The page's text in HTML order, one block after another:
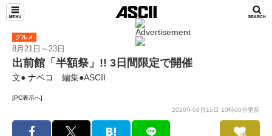
グルメ
8月21日～23日
出前館「半額祭」!! 3日間限定で開催
文● ナベコ 編集●ASCII
[PC表示へ]
2020年08月15日 10時00分更新